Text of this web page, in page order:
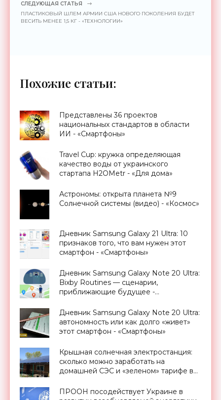
СЛЕДУЮЩАЯ СТАТЬЯ
ПЛАСТИКОВЫЙ ШЛЕМ АРМИИ США НОВОГО ПОКОЛЕНИЯ БУДЕТ
ВЕСИТЬ МЕНЕЕ 1,5 КГ - «ТЕХНОЛОГИИ»
Похожие статьи:
Представлены 36 проектов
национальных стандартов в области
ИИ - «Смартфоны»
Travel Cup: кружка определяющая
качество воды от украинского
стартапа H2OMetr - «Для дома»
Астрономы: открыта планета №9
Солнечной системы (видео) - «Космос»
Дневник Samsung Galaxy 21 Ultra: 10
признаков того, что вам нужен этот
смартфон - «Смартфоны»
Дневник Samsung Galaxy Note 20 Ultra:
Bixby Routines — сценарии,
приближающие будущее -
Дневник Samsung Galaxy Note 20 Ultra:
автономность или как долго «живет»
этот смартфон - «Смартфоны»
Крышная солнечная электростанция:
сколько можно заработать на
домашней СЭС и «зеленом» тарифе в
ПРООН посодействует Украине в